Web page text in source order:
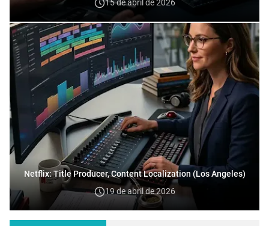
15 de abril de 2026
Netflix: Title Producer, Content Localization (Los Angeles)
19 de abril de 2026